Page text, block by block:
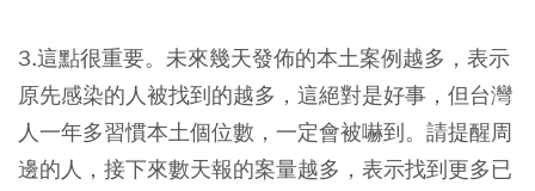
3.這點很重要。 未來幾天發佈的本土案例越多，表示
原先感染的人被找到的越多，這絕對是好事，但台灣
人一年多習慣本土個位數，一定會被嚇到。請提醒周
邊的人，接下來數天報的案量越多，表示找到更多已